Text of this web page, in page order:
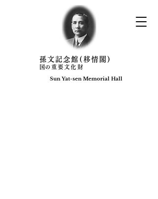
Sun Yat-sen Memorial Hall​
​孫文記念館(移情閣)
​国の重要文化財